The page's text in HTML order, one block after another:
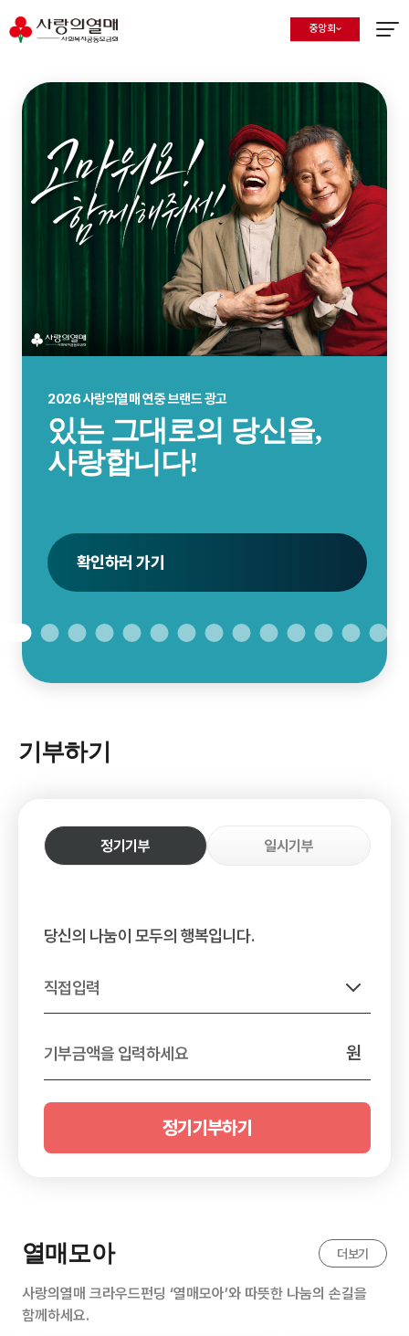
지회 선택 목록 열기
현재 선택된 지회
중앙회
사랑의열매 연중 브랜드 광고
2026 사랑의열매 연중 브랜드 광고
있는 그대로의 당신을,
사랑합니다!
확인하러 가기
2026년 8월 나눔인사이트
2026년 8월 나눔인사이트
사회이슈분석 2027
신청하러 가기
신청하러 가기
신청하러 가기
펀딩하러 가기
확인하러 가기
신청하러 가기
접수하러 가기
접수하러 가기
신청하기
자세히 보기
신청하러 가기
확인하러 가기
펀딩하러 가기
기부하기
정기기부 일시기부
당신의 나눔이 모두의 행복입니다.
직접입력
기부금액을 입력하세요 원
정기기부하기
열매모아
사랑의열매 크라우드펀딩 ‘열매모아’와 따뜻한 나눔의 손길을
함께하세요.
더보기